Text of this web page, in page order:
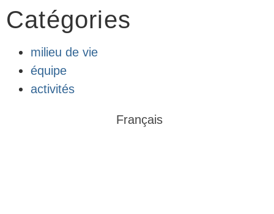
Catégories
milieu de vie
équipe
activités
Français